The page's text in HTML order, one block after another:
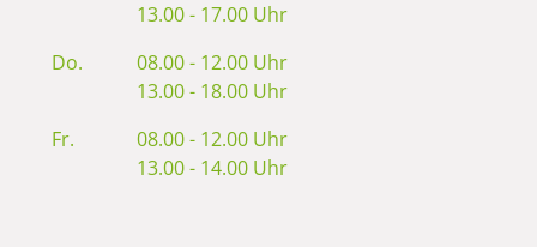
13.00 - 17.00 Uhr
Do.
08.00 - 12.00 Uhr
13.00 - 18.00 Uhr
Fr.
08.00 - 12.00 Uhr
13.00 - 14.00 Uhr